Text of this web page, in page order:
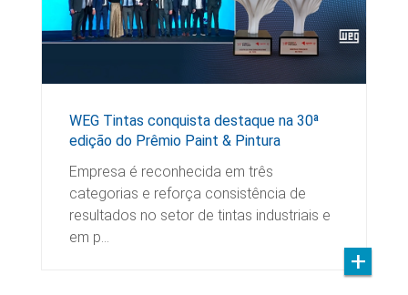
WEG Tintas conquista destaque na 30ª
edição do Prêmio Paint & Pintura
Empresa é reconhecida em três
categorias e reforça consistência de
resultados no setor de tintas industriais e
em p…